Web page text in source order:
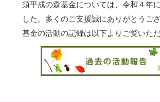
須平成の森基金については、令和４年
した。多くのご支援誠にありがとうござ
基金の活動の記録は以下よりご覧いただ